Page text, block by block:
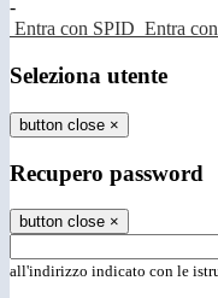
-
Entra con SPID Entra
Seleziona utente
button close ×
Recupero password
button close ×
all'indirizzo indicato con le